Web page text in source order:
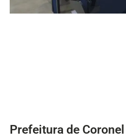
Prefeitura de